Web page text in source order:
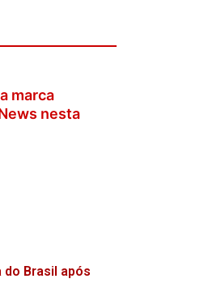
marca
nesta
Brasil após